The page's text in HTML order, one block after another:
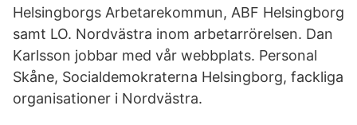
Helsingborgs Arbetarekommun, ABF Helsingborg
samt LO. Nordvästra inom arbetarrörelsen. Dan
Karlsson jobbar med vår webbplats. Personal
Skåne, Socialdemokraterna Helsingborg, fackliga
organisationer i Nordvästra.